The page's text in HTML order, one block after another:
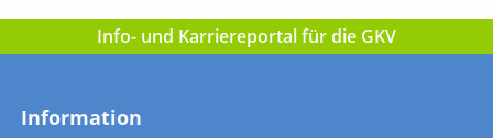
Info- und Karriereportal für die GKV
Information